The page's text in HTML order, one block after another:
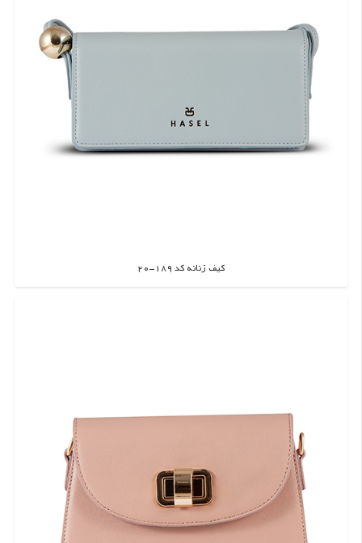
کیف زنانه کد 189-20
اطلاعات بیشتر